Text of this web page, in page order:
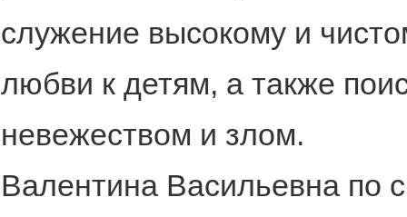
служение высокому и
любви к детям, а также
невежеством и злом.
Валентина Васильевна по